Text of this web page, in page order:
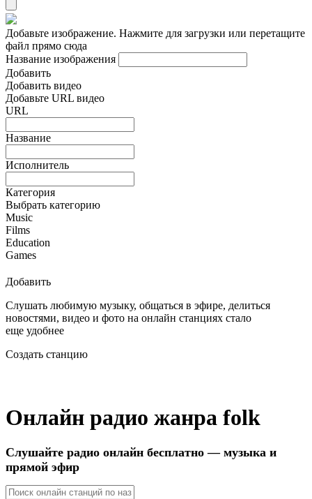
Добавьте изображение. Нажмите для загрузки или перетащите
файл прямо сюда
Название изображения
Добавить
Добавить видео
Добавьте URL видео
URL
Название
Исполнитель
Категория
Выбрать категорию
Music
Films
Education
Games
Добавить
Слушать любимую музыку, общаться в эфире, делиться
новостями, видео и фото на онлайн станциях стало
еще удобнее
Создать станцию
Онлайн радио жанра folk
Слушайте радио онлайн бесплатно — музыка и
прямой эфир